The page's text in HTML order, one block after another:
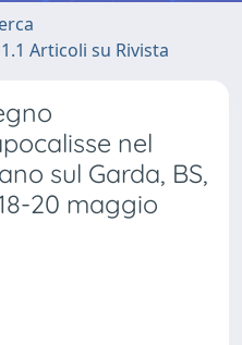
1.1 Articoli su Rivista
nel
sul Garda, BS,
20 maggio